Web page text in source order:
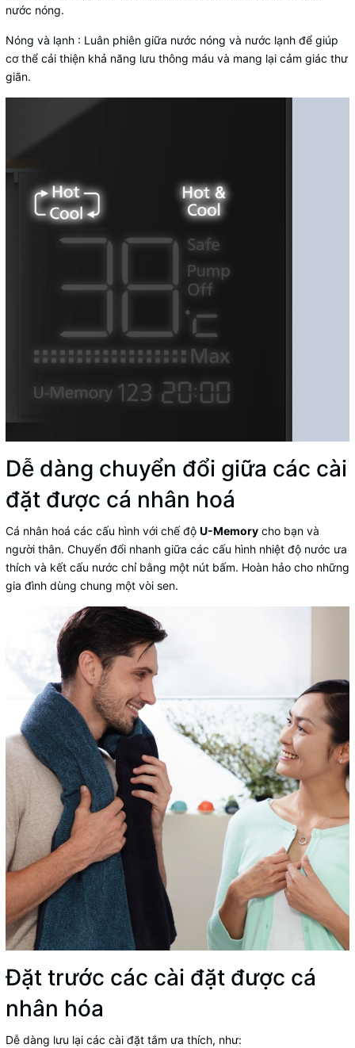
nước nóng.
Nóng và lạnh : Luân phiên giữa nước nóng và nước lạnh để giúp
cơ thể cải thiện khả năng lưu thông máu và mang lại cảm giác thư
giãn.
Dễ dàng chuyển đổi giữa các cài
đặt được cá nhân hoá
Cá nhân hoá các cấu hình với chế độ U-Memory cho bạn và
người thân. Chuyển đổi nhanh giữa các cấu hình nhiệt độ nước ưa
thích và kết cấu nước chỉ bằng một nút bấm. Hoàn hảo cho những
gia đình dùng chung một vòi sen.
Đặt trước các cài đặt được cá
nhân hóa
Dễ dàng lưu lại các cài đặt tắm ưa thích, như: